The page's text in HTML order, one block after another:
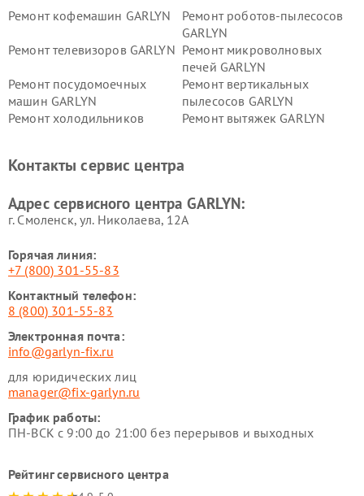
Ремонт кофемашин GARLYN
Ремонт роботов-пылесосов
GARLYN
Ремонт телевизоров GARLYN Ремонт микроволновых
печей GARLYN
Ремонт посудомоечных
машин GARLYN
Ремонт вертикальных
пылесосов GARLYN
Ремонт холодильников
Ремонт вытяжек GARLYN
стеклоочистителей GARLYN
GARLYN
GARLYN
Контакты сервис центра
Адрес сервисного центра GARLYN:
г. Смоленск, ул. Николаева, 12А
Горячая линия:
+7 (800) 301-55-83
Контактный телефон:
8 (800) 301-55-83
Электронная почта:
info@garlyn-fix.ru
для юридических лиц
manager@fix-garlyn.ru
График работы:
ПН-ВСК с 9:00 до 21:00 без перерывов и выходных
Рейтинг сервисного центра